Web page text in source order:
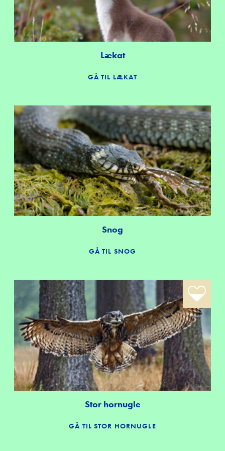
Lækat
GÅ TIL LÆKAT
Snog
GÅ TIL SNOG
Stor hornugle
GÅ TIL STOR HORNUGLE